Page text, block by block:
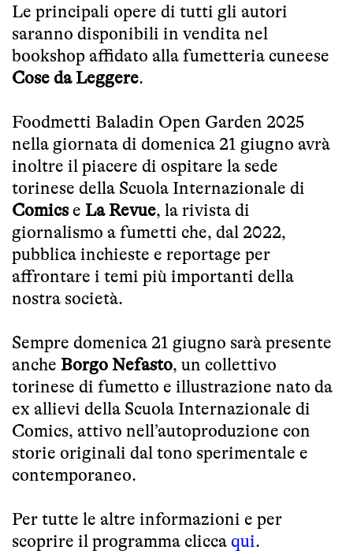
Le principali opere di tutti gli autori
saranno disponibili in vendita nel
bookshop affidato alla fumetteria cuneese
Cose da Leggere.
Foodmetti Baladin Open Garden 2025
nella giornata di domenica 21 giugno avrà
inoltre il piacere di ospitare la sede
torinese della Scuola Internazionale di
Comicse La Revue, la rivista di
giornalismo a fumetti che, dal 2022,
pubblica inchieste e reportage per
affrontare i temi più importanti della
nostra società.
Sempre domenica 21 giugno sarà presente
anche Borgo Nefasto, un collettivo
torinese di fumetto e illustrazione nato da
ex allievi della Scuola Internazionale di
Comics, attivo nell’autoproduzione con
storie originali dal tono sperimentale e
contemporaneo.
Per tutte le altre informazioni e per
scoprire il programma clicca qui.